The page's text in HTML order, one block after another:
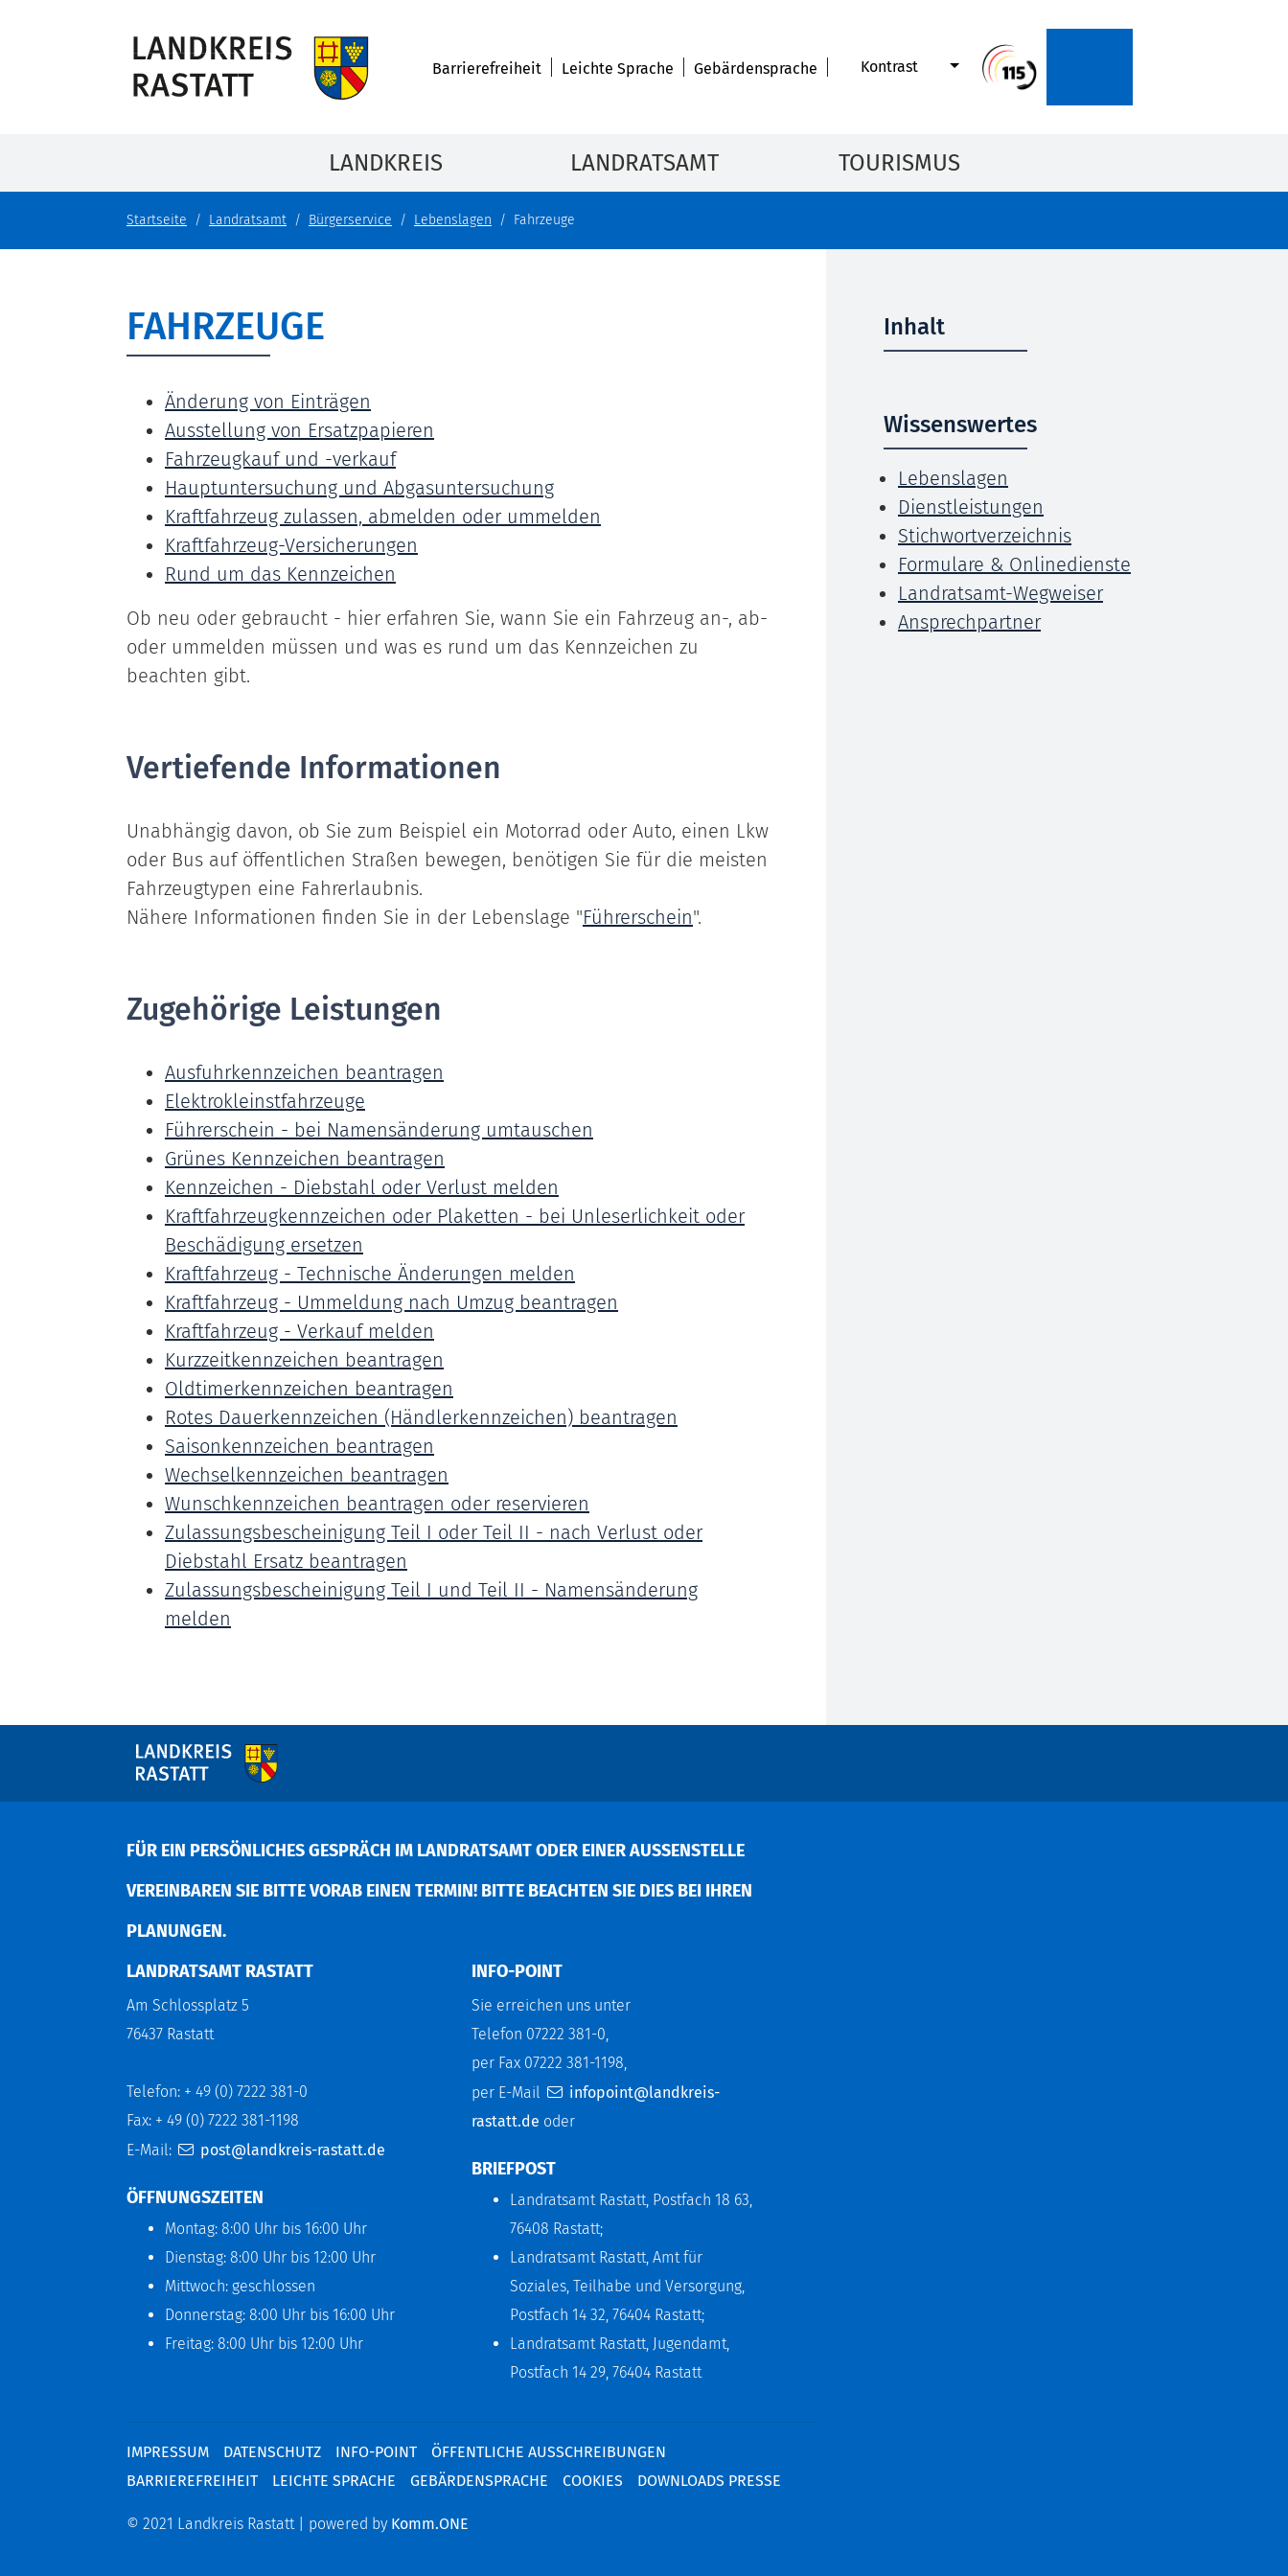
Barrierefreiheit Leichte Sprache Gebärdensprache Kontrast
LANDKREIS LANDRATSAMT TOURISMUS
Startseite Landratsamt Bürgerservice Lebenslagen Fahrzeuge
FAHRZEUGE
Änderung von Einträgen
Ausstellung von Ersatzpapieren
Fahrzeugkauf und -verkauf
Hauptuntersuchung und Abgasuntersuchung
Kraftfahrzeug zulassen, abmelden oder ummelden
Kraftfahrzeug-Versicherungen
Rund um das Kennzeichen
Ob neu oder gebraucht - hier erfahren Sie, wann Sie ein Fahrzeug an-, ab-
oder ummelden müssen und was es rund um das Kennzeichen zu
beachten gibt.
Vertiefende Informationen
Unabhängig davon, ob Sie zum Beispiel ein Motorrad oder Auto, einen Lkw
oder Bus auf öffentlichen Straßen bewegen, benötigen Sie für die meisten
Fahrzeugtypen eine Fahrerlaubnis.
Nähere Informationen finden Sie in der Lebenslage "Führerschein".
Zugehörige Leistungen
Ausfuhrkennzeichen beantragen
Elektrokleinstfahrzeuge
Führerschein - bei Namensänderung umtauschen
Grünes Kennzeichen beantragen
Kennzeichen - Diebstahl oder Verlust melden
Kraftfahrzeugkennzeichen oder Plaketten - bei Unleserlichkeit oder
Beschädigung ersetzen
Kraftfahrzeug - Technische Änderungen melden
Kraftfahrzeug - Ummeldung nach Umzug beantragen
Kraftfahrzeug - Verkauf melden
Kurzzeitkennzeichen beantragen
Oldtimerkennzeichen beantragen
Rotes Dauerkennzeichen (Händlerkennzeichen) beantragen
Saisonkennzeichen beantragen
Wechselkennzeichen beantragen
Wunschkennzeichen beantragen oder reservieren
Zulassungsbescheinigung Teil I oder Teil II - nach Verlust oder
Diebstahl Ersatz beantragen
Zulassungsbescheinigung Teil I und Teil II - Namensänderung
melden
Inhalt
Wissenswertes
Lebenslagen
Dienstleistungen
Stichwortverzeichnis
Formulare & Onlinedienste
Landratsamt-Wegweiser
Ansprechpartner
FÜR EIN PERSÖNLICHES GESPRÄCH IM LANDRATSAMT ODER EINER AUSSENSTELLE V
EREINBAREN SIE BITTE VORAB EINEN TERMIN! BITTE BEACHTEN SIE DIES BEI IHREN P
LANUNGEN.
LANDRATSAMT RASTATT
Am Schlossplatz 5
76437 Rastatt
Telefon: + 49 (0) 7222 381-0
Fax: + 49 (0) 7222 381-1198
E-Mail:
post@landkreis-rastatt.de
ÖFFNUNGSZEITEN
Montag: 8:00 Uhr bis 16:00 Uhr
Dienstag: 8:00 Uhr bis 12:00 Uhr
Mittwoch: geschlossen
Donnerstag: 8:00 Uhr bis 16:00 Uhr
Freitag: 8:00 Uhr bis 12:00 Uhr
INFO-POINT
Sie erreichen uns unter
Telefon 07222 381-0,
per Fax 07222 381-1198,
per E-Mail
infopoint@landkreis-
rastatt.de oder
BRIEFPOST
Landratsamt Rastatt, Postfach 18 63,
76408 Rastatt;
Landratsamt Rastatt, Amt für
Soziales, Teilhabe und Versorgung,
Postfach 14 32, 76404 Rastatt;
Landratsamt Rastatt, Jugendamt,
Postfach 14 29, 76404 Rastatt
IMPRESSUM DATENSCHUTZ INFO-POINT
ÖFFENTLICHE AUSSCHREIBUNGEN
BARRIEREFREIHEIT
LEICHTE SPRACHE GEBÄRDENSPRACHE COOKIES DOWNLOADS PRESSE
© 2021 Landkreis Rastatt | powered by Komm.ONE